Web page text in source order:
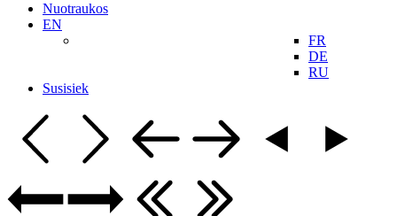
Nuotraukos
EN
FR
DE
RU
Susisiek